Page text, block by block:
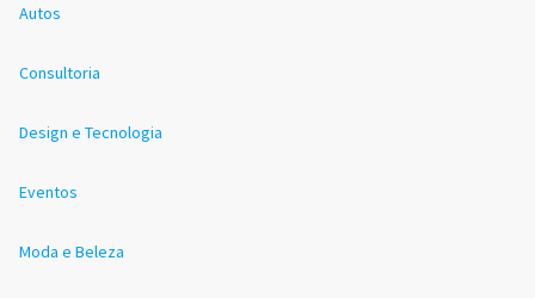
Autos
Consultoria
Design e Tecnologia
Eventos
Moda e Beleza